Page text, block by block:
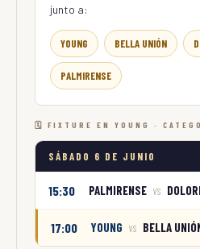
junto a:
YOUNG BELLA UNIÓN
PALMIRENSE
🗓 FIXTURE EN YOUNG ·
SÁBADO 6 DE JUNIO
15:30 PALMIRENSE VS
17:00 YOUNG VS BELLA